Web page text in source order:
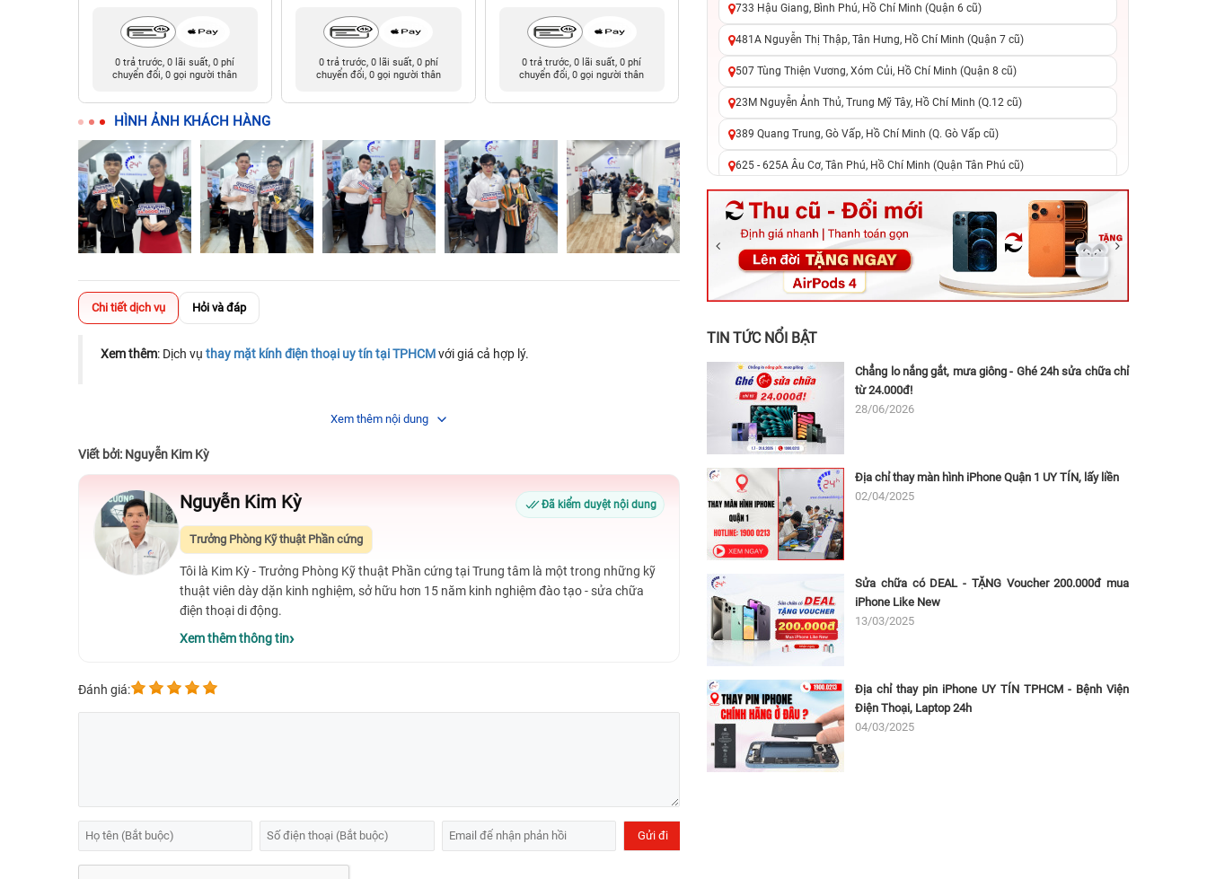
0 trả trước, 0 lãi suất, 0 phí
chuyển đổi, 0 gọi người thân
0 trả trước, 0 lãi suất, 0 phí
chuyển đổi, 0 gọi người thân
0 trả trước, 0 lãi suất, 0 phí
chuyển đổi, 0 gọi người thân
chuyển đổi, 0 gọi người thân
chuyển đổi, 0 gọi người thân
HÌNH ẢNH KHÁCH HÀNG
Chi tiết dịch vụ Hỏi và đáp
Xem thêm: Dịch vụ thay mặt kính điện thoại uy tín tại TPHCMvới giá cả hợp lý.
Xem thêm nội dung
Viết bởi: Nguyễn Kim Kỳ
Nguyễn Kim Kỳ Đã kiểm duyệt nội dung
Trưởng Phòng Kỹ thuật Phần cứng
Tôi là Kim Kỳ - Trưởng Phòng Kỹ thuật Phần cứng tại Trung tâm là một trong những kỹ
thuật viên dày dặn kinh nghiệm, sở hữu hơn 15 năm kinh nghiệm đào tạo - sửa chữa
điện thoại di động.
Xem thêm thông tin
Đánh giá:
733 Hậu Giang, Bình Phú, Hồ Chí Minh (Quận 6 cũ)
481A Nguyễn Thị Thập, Tân Hưng, Hồ Chí Minh (Quận 7 cũ)
507 Tùng Thiện Vương, Xóm Củi, Hồ Chí Minh (Quận 8 cũ)
23M Nguyễn Ảnh Thủ, Trung Mỹ Tây, Hồ Chí Minh (Q.12 cũ)
389 Quang Trung, Gò Vấp, Hồ Chí Minh (Q. Gò Vấp cũ)
625 - 625A Âu Cơ, Tân Phú, Hồ Chí Minh (Quận Tân Phú cũ)
326 Lê Văn Việt, Tăng Nhơn Phú, Hồ Chí Minh (Q.9 TP. Thủ Đức cũ)
256 Võ Văn Ngân, Thủ Đức, Hồ Chí Minh (Bình Thọ, TP. Thủ Đức Cũ)
70 Nguyễn An Ninh, Dĩ An, Hồ Chí Minh (Bình Dương Cũ)
24h Vũng Tàu: 162A Ba Cu, Vũng Tàu, Hồ Chí Minh (TP. Vũng Tàu cũ)
TIN TỨC NỔI BẬT
Chẳng lo nắng gắt, mưa giông - Ghé 24h sửa chữa chỉ
từ 24.000đ!
28/06/2026
Địa chỉ thay màn hình iPhone Quận 1 UY TÍN, lấy liền
02/04/2025
Sửa chữa có DEAL - TẶNG Voucher 200.000đ mua
iPhone Like New
13/03/2025
Địa chỉ thay pin iPhone UY TÍN TPHCM - Bệnh Viện
Điện Thoại, Laptop 24h
04/03/2025